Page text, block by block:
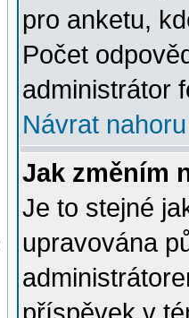
pro anketu,
Počet
administrátor
Návrat nahoru
Jak změním
Je to stejné
upravována